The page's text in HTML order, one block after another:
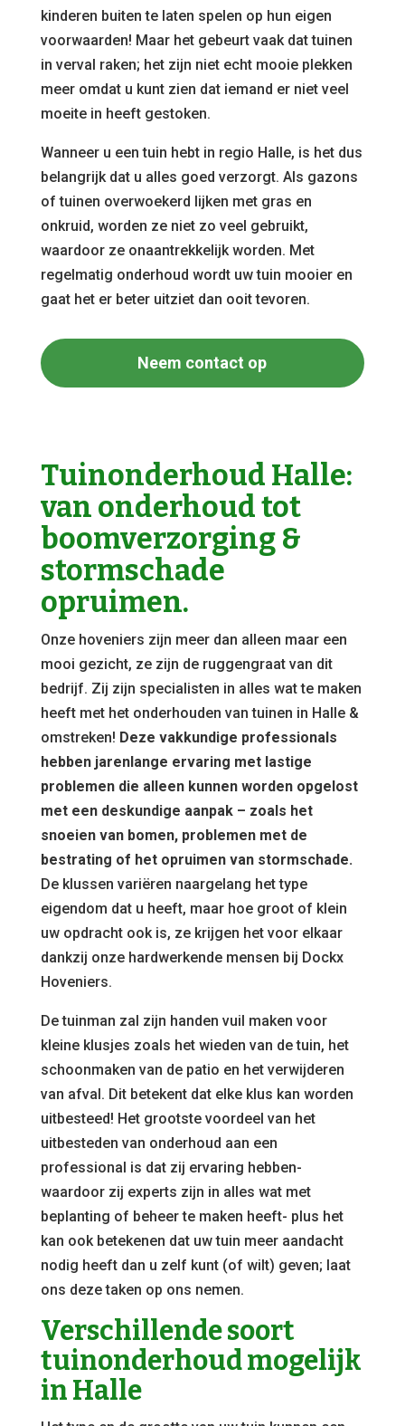
kinderen buiten te laten spelen op hun eigen
voorwaarden! Maar het gebeurt vaak dat tuinen
in verval raken; het zijn niet echt mooie plekken
meer omdat u kunt zien dat iemand er niet veel
moeite in heeft gestoken.
Wanneer u een tuin hebt in regio Halle, is het dus
belangrijk dat u alles goed verzorgt. Als gazons
of tuinen overwoekerd lijken met gras en
onkruid, worden ze niet zo veel gebruikt,
waardoor ze onaantrekkelijk worden. Met
regelmatig onderhoud wordt uw tuin mooier en
gaat het er beter uitziet dan ooit tevoren.
Neem contact op
Tuinonderhoud Halle:
van onderhoud tot
boomverzorging &
stormschade
opruimen.
Onze hoveniers zijn meer dan alleen maar een
mooi gezicht, ze zijn de ruggengraat van dit
bedrijf. Zij zijn specialisten in alles wat te maken
heeft met het onderhouden van tuinen in Halle &
omstreken! Deze vakkundige professionals
hebben jarenlange ervaring met lastige
problemen die alleen kunnen worden opgelost
met een deskundige aanpak – zoals het
snoeien van bomen, problemen met de
bestrating of het opruimen van stormschade.
De klussen variëren naargelang het type
eigendom dat u heeft, maar hoe groot of klein
uw opdracht ook is, ze krijgen het voor elkaar
dankzij onze hardwerkende mensen bij Dockx
Hoveniers.
De tuinman zal zijn handen vuil maken voor
kleine klusjes zoals het wieden van de tuin, het
schoonmaken van de patio en het verwijderen
van afval. Dit betekent dat elke klus kan worden
uitbesteed! Het grootste voordeel van het
uitbesteden van onderhoud aan een
professional is dat zij ervaring hebben-
waardoor zij experts zijn in alles wat met
beplanting of beheer te maken heeft- plus het
kan ook betekenen dat uw tuin meer aandacht
nodig heeft dan u zelf kunt (of wilt) geven; laat
ons deze taken op ons nemen.
Verschillende soort
tuinonderhoud mogelijk
in Halle